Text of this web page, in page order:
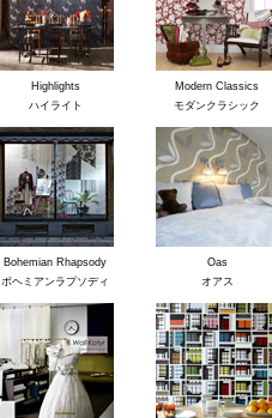
Highlights
ハイライト
Modern Classics
モダンクラシック
Bohemian Rhapsody
ボヘミアンラプソディ
Oas
オアス